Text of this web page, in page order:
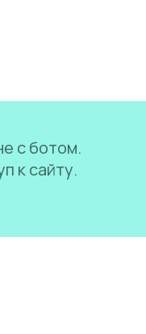
с ботом.
к сайту.